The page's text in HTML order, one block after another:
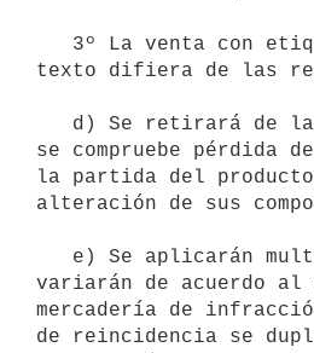
texto difiera de las
se compruebe pérdida
la partida del
alteración de sus
variarán de acuerdo
mercadería de
de reincidencia se